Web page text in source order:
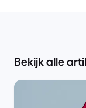
Bekijk alle